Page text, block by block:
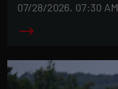
07/28/2026, 07:30 AM